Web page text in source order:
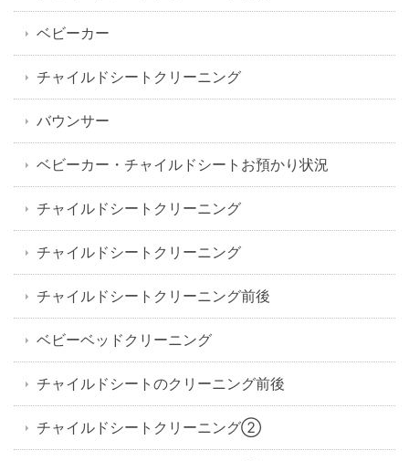
ベビーカー
チャイルドシートクリーニング
バウンサー
ベビーカー・チャイルドシートお預かり状況
チャイルドシートクリーニング
チャイルドシートクリーニング
チャイルドシートクリーニング前後
ベビーベッドクリーニング
チャイルドシートのクリーニング前後
チャイルドシートクリーニング②